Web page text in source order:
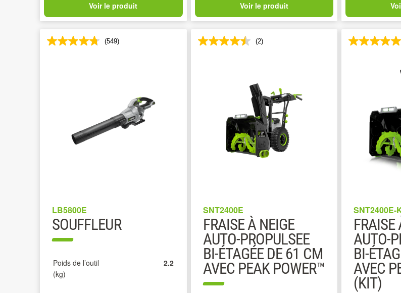
Voir le produit Voir le produit
(549)
LB5800E
SOUFFLEUR
Poids de l’outil
(kg)
2.2
(2)
SNT2400E
FRAISE À NEIGE
AUTO-PROPULSEE
BI-ÉTAGÉE DE 61 CM
AVEC PEAK POWER™
SNT2400E-
FRAISE
AUTO-
BI-
AVEC
(KIT)